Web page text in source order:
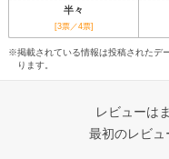
半々
[3票／4票]
※掲載されている情報は投稿されたデ
ります。
レビューは
最初のレビュ